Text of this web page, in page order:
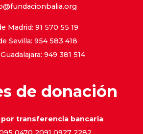
Madrid: 91 570 55 19
Sevilla: 954 583 418
949 381 514
de donación
por transferencia bancaria